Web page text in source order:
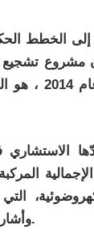
الخطط
إلى أن مشروع
وزارة
الاستشاري
وأشارت إلى لجوء مزارعين كثر إلى شركات المضخّات الشمسية.